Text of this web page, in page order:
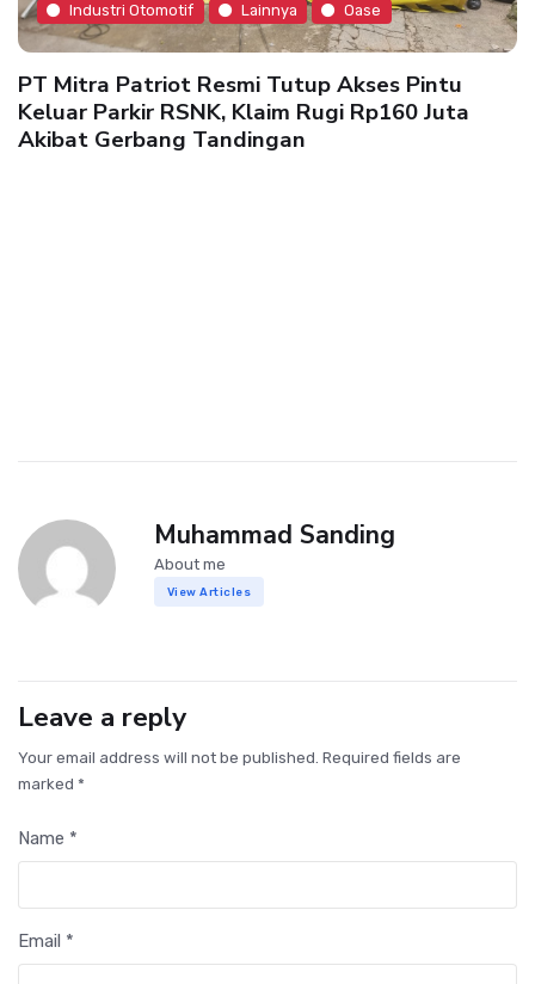
Industri Otomotif Lainnya Oase
PT Mitra Patriot Resmi Tutup Akses Pintu
Keluar Parkir RSNK, Klaim Rugi Rp160 Juta
Akibat Gerbang Tandingan
Muhammad Sanding
About me
View Articles
Leave a reply
Your email address will not be published. Required fields are
marked *
Name *
Email *